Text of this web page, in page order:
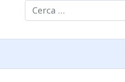
Cerca